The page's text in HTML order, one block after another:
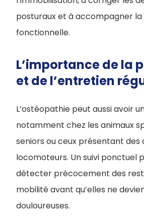
posturaux et à accompagner
fonctionnelle.
L’importance de la
et de l’entretien
L’ostéopathie peut aussi avoir
notamment chez les animaux
seniors ou ceux présentant
locomoteurs. Un suivi ponctuel
détecter précocement des
mobilité avant qu’elles ne
douloureuses.